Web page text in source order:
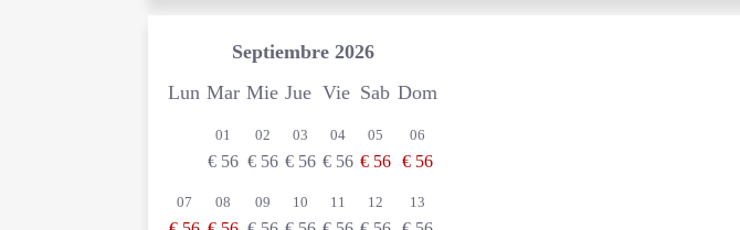
Septiembre 2026
Lun Mar Mie Jue Vie Sab Dom
01
€ 56
02
€ 56
03
€ 56
04
€ 56
05
€ 56
06
€ 56
07 08 09 10 11 12 13